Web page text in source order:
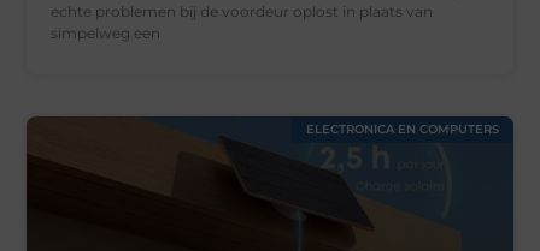
echte problemen bij de voordeur oplost in plaats van
simpelweg een
ELECTRONICA EN COMPUTERS